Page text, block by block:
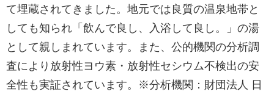
て埋蔵されてきました。地元では良質の温泉地帯と
しても知られ「飲んで良し、入浴して良し。」の湯
として親しまれています。また、公的機関の分析調
査により放射性ヨウ素・放射性セシウム不検出の安
全性も実証されています。※分析機関：財団法人 日